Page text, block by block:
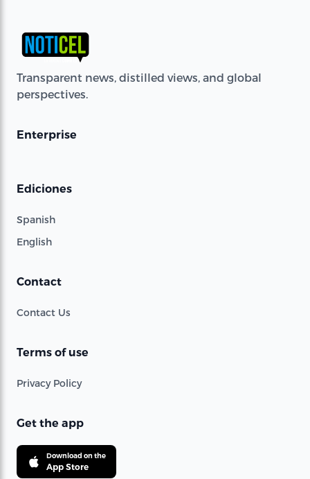
Transparent news, distilled views, and global
perspectives.
Enterprise
Ediciones
Spanish
English
Contact
Contact Us
Terms of use
Privacy Policy
Get the app
Download on the
App Store